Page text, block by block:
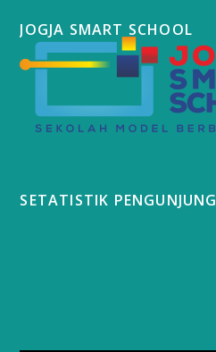
JOGJA SMART SCHOOL
SETATISTIK PENGUNJUNG